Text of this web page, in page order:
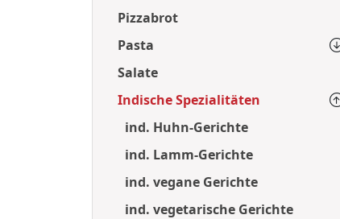
Pizzabrot
Pasta
Salate
Indische Spezialitäten
ind. Huhn-Gerichte
ind. Lamm-Gerichte
ind. vegane Gerichte
ind. vegetarische Gerichte